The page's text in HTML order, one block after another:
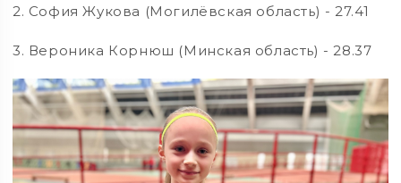
2. София Жукова (Могилёвская область) - 27.41
3. Вероника Корнюш (Минская область) - 28.37